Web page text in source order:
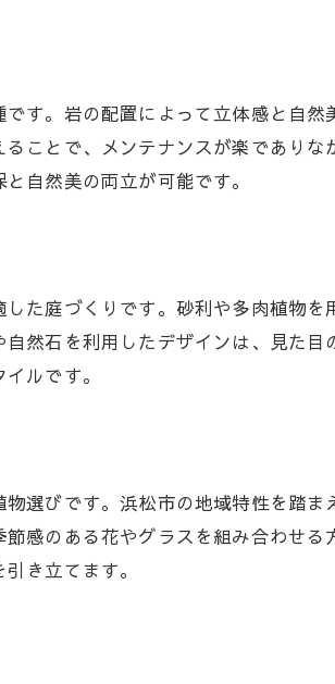
：浜松市のエクステリア
ンス良い庭構成
と植栽選びの秘訣
ーデン設計術
リア施工店
むコツと注意点
す。岩の配置によって立体感と自然
ことで、メンテナンスが楽でありな
自然美の両立が可能です。
た庭づくりです。砂利や多肉植物
然石を利用したデザインは、見た目
ルです。
選びです。浜松市の地域特性を踏
感のある花やグラスを組み合わせる
き立てます。